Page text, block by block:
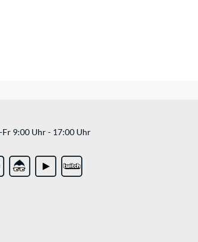
9:00 Uhr - 17:00 Uhr